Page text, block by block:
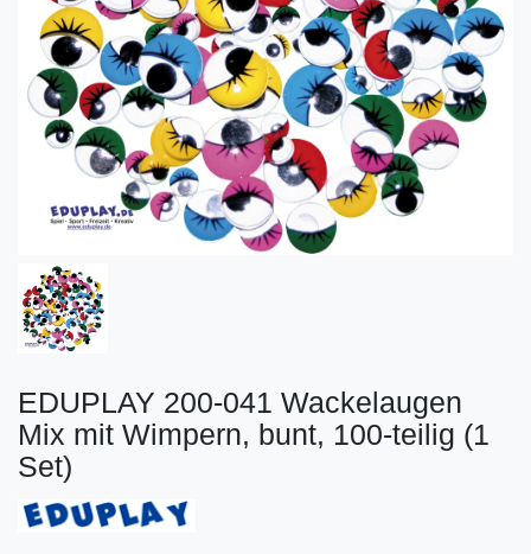
EDUPLAY 200-041 Wackelaugen
Mix mit Wimpern, bunt, 100-teilig (1
Set)